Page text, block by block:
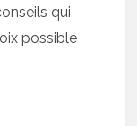
qui
possible